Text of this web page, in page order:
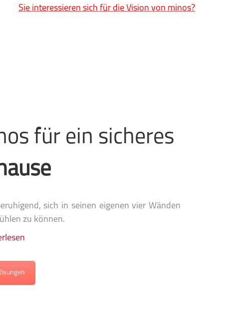
Sie interessieren sich für die Vision von minos?
für ein sicheres
sich in seinen eigenen vier Wänden
zu können.